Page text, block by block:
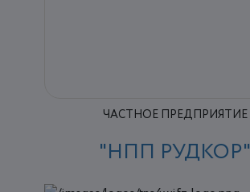
ЧАСТНОЕ ПРЕДПРИЯТИЕ
"НПП РУДКОР"